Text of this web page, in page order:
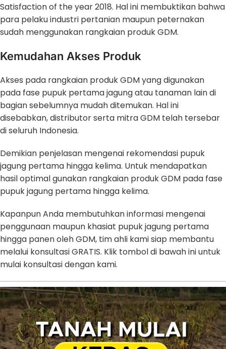
Satisfaction of the year 2018. Hal ini membuktikan bahwa
para pelaku industri pertanian maupun peternakan
sudah menggunakan rangkaian produk GDM.
Kemudahan Akses Produk
Akses pada rangkaian produk GDM yang digunakan
pada fase pupuk pertama jagung atau tanaman lain di
bagian sebelumnya mudah ditemukan. Hal ini
disebabkan, distributor serta mitra GDM telah tersebar
di seluruh Indonesia.
Demikian penjelasan mengenai rekomendasi pupuk
jagung pertama hingga kelima. Untuk mendapatkan
hasil optimal gunakan rangkaian produk GDM pada fase
pupuk jagung pertama hingga kelima.
Kapanpun Anda membutuhkan informasi mengenai
penggunaan maupun khasiat pupuk jagung pertama
hingga panen oleh GDM, tim ahli kami siap membantu
melalui konsultasi GRATIS. Klik tombol di bawah ini untuk
mulai konsultasi dengan kami.